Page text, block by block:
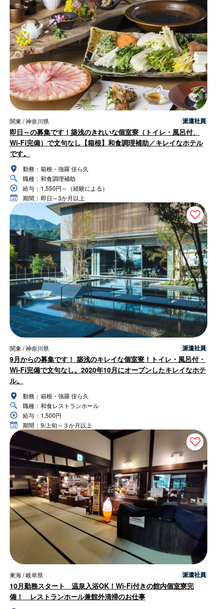
関東 / 神奈川県 派遣社員
即日～の募集です！築浅のきれいな個室寮（トイレ・風呂付、
Wi-Fi完備）で文句なし【箱根】和食調理補助／キレイなホテル
です。
勤務： 箱根・強羅 佳ら久
職種： 和食調理補助
給与： 1,550円～（経験による）
期間： 即日～3か月以上
関東 / 神奈川県 派遣社員
9月からの募集です！ 築浅のキレイな個室寮！トイレ・風呂付・
Wi-Fi完備で文句なし。2020年10月にオープンしたキレイなホテ
ル。
勤務： 箱根・強羅 佳ら久
職種： 和食レストランホール
給与： 1,500円
期間： 9/上旬～３か月以上
東海 / 岐阜県 派遣社員
10月勤務スタート 温泉入浴OK！Wi-Fi付きの館内個室寮完
備！ レストランホール兼館外清掃のお仕事